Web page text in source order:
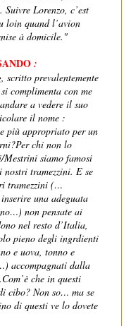
Lorenzo, c’est
loin quand l’avion
à domicile."
:
scritto prevalentemente
complimenta con me
a vedere il suo
il nome :
più appropriato per un
chi non lo
Mestrini siamo famosi
tramezzini. E se
tramezzini (…
una adeguata
non pensate ai
nel resto d’Italia,
pieno degli ingrdienti
e uova, tonno e
accompagnati dalla
che in questi
cibo? Non so… ma se
di questi ve lo dovete